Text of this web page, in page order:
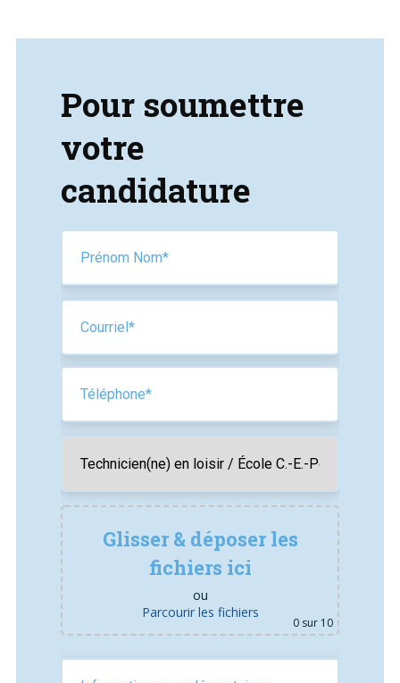
Pour soumettre
votre
candidature
Glisser & déposer les
fichiers ici
ou
Parcourir les fichiers
0 sur 10